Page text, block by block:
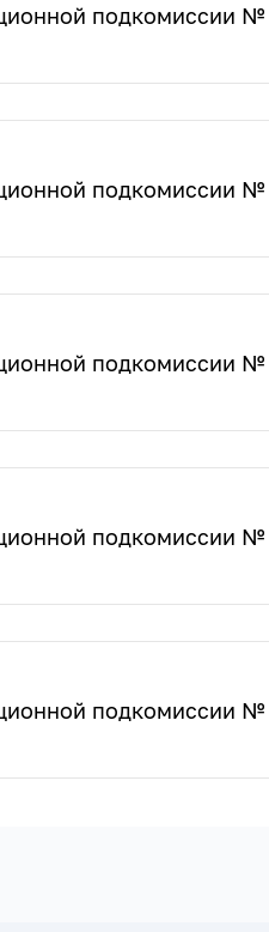
подкомиссии №
подкомиссии №
подкомиссии №
подкомиссии №
подкомиссии №